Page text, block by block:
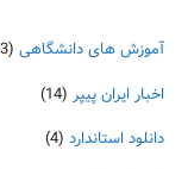
آموزش های دانشگاهی (163)
اخبار ایران پیپر (14)
دانلود استاندارد (4)